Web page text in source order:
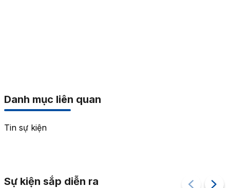
Danh mục liên quan
Tin sự kiện
Sự kiện sắp diễn ra